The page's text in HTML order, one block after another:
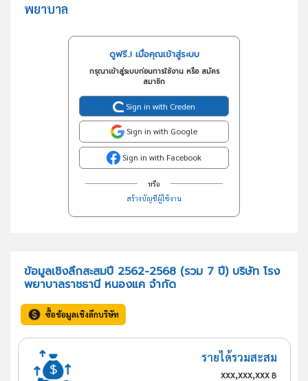
พยาบาล
ดูฟรี..! เมื่อคุณเข้าสู่ระบบ
กรุณาเข้าสู่ระบบก่อนการใช้งาน หรือ สมัคร
สมาชิก
Sign in with Creden
Sign in with Google
Sign in with Facebook
หรือ
สร้างบัญชีผู้ใช้งาน
ข้อมูลเชิงลึกสะสมปี 2562-2568 (รวม 7 ปี) บริษัท โรง
พยาบาลราชธานี หนองแค จำกัด
ซื้อข้อมูลเชิงลึกบริษัท
รายได้รวมสะสม
xxx,xxx,xxx฿